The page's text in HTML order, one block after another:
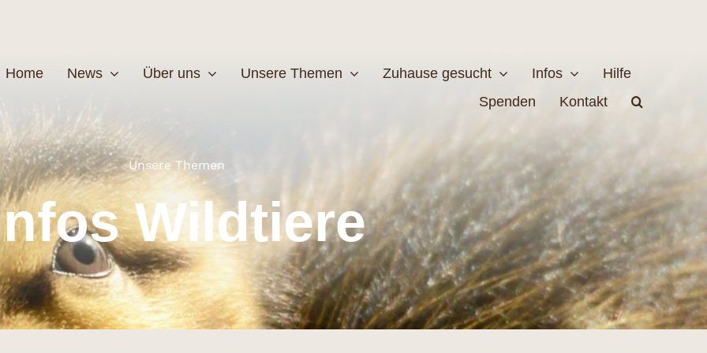
Home News Über uns Unsere Themen
MEHR MEHR
Naturschutz
MEHR
Zuhause gesucht Infos
Hilfe
Spenden
Kontakt
Unsere Themen
Wildtiere